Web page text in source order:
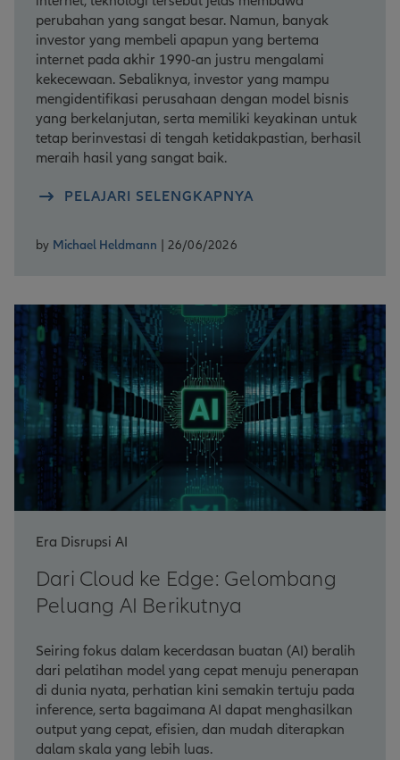
perubahan yang sangat besar. Namun, banyak
investor yang membeli apapun yang bertema
internet pada akhir 1990-an justru mengalami
kekecewaan. Sebaliknya, investor yang mampu
mengidentifikasi perusahaan dengan model bisnis
yang berkelanjutan, serta memiliki keyakinan untuk
tetap berinvestasi di tengah ketidakpastian, berhasil
meraih hasil yang sangat baik.
PELAJARI SELENGKAPNYA
by Michael Heldmann | 26/06/2026
Era Disrupsi AI
Dari Cloud ke Edge: Gelombang
Peluang AI Berikutnya
Seiring fokus dalam kecerdasan buatan (AI) beralih
dari pelatihan model yang cepat menuju penerapan
di dunia nyata, perhatian kini semakin tertuju pada
inference, serta bagaimana AI dapat menghasilkan
output yang cepat, efisien, dan mudah diterapkan
dalam skala yang lebih luas.